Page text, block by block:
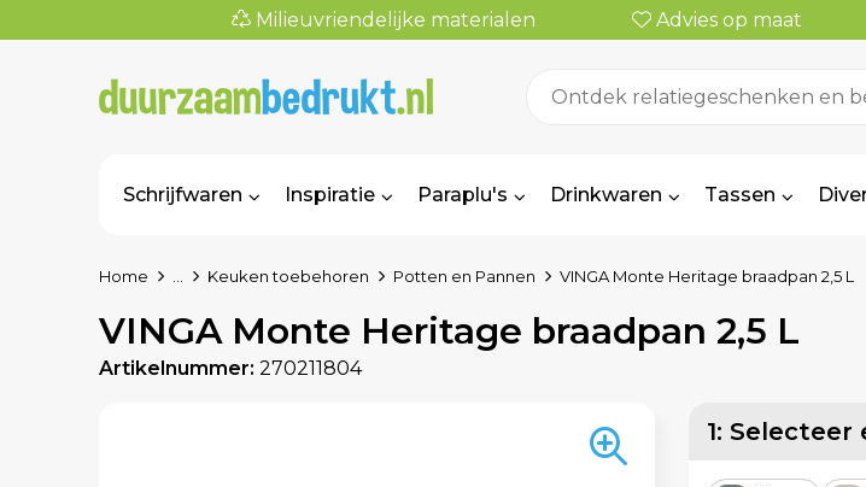
Milieuvriendelijke materialen Advies op maat
Schrijfwaren Inspiratie Paraplu's Drinkwaren Tassen
Home Keuken toebehoren Potten en Pannen VINGA Monte Heritage braadpan 2,5 L
VINGA Monte Heritage braadpan 2,5 L
Artikelnummer: 270211804
1: Selecteer